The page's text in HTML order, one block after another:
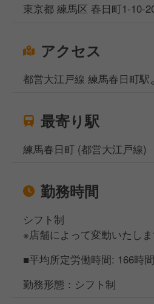
東京都 練馬区 春日町1-10-
アクセス
都営大江戸線 練馬春日町駅
最寄り駅
練馬春日町 (都営大江戸線)
勤務時間
シフト制
※店舗によって変動いたしま
■平均所定労働時間: 166時
勤務形態：シフト制